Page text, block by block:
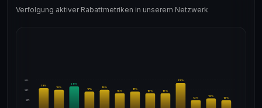
Verfolgung aktiver Rabattmetriken in unserem Netzwerk
24%
18%
12%
19%
18%
20%
17%
18%
16%
17%
16% 16%
22%
12%
13%
12%